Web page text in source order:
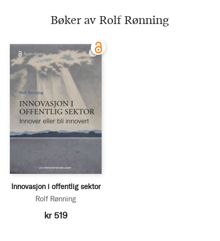
Bøker av Rolf Rønning
Innovasjon i offentlig sektor
Rolf Rønning
kr 519